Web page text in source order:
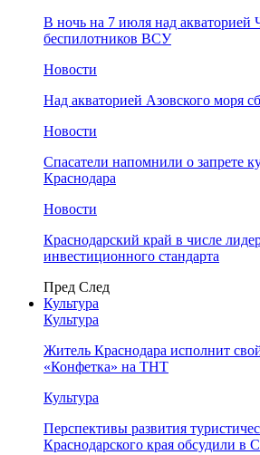
В ночь на 7 июля над акваторией
беспилотников ВСУ
Новости
Над акваторией Азовского
Новости
Спасатели напомнили о запрете
Краснодара
Новости
Краснодарский край в числе
инвестиционного стандарта
Пред След
Культура
Культура
Житель Краснодара исполнит
«Конфетка» на ТНТ
Культура
Перспективы развития
Краснодарского края обсудили в